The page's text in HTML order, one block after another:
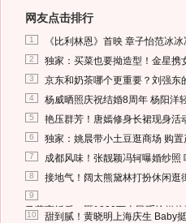
网友点击排行
1 《比利林恩》首映 章子怡范冰
2 独家：买菜也要拗造型！金星携
3 京东和奶茶哪个更重要？刘强东
4 杨威晒照庆祝结婚8周年 杨阳洋
5 艳压群芳！唐嫣修身长裙现身活
6 独家：姚晨带小土豆逛商场 购
7 成都风味！张靓颖冯轲曝婚纱照
8 接地气！阔太熊黛林打扮休闲逛
9
马蓉离婚后，砸1000万人民币给媒体
10 甜到腻！黄晓明上海庆生 Baby